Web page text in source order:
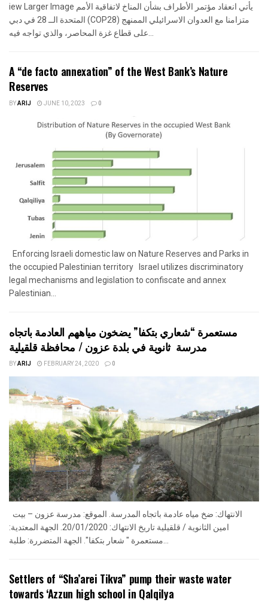
iew Larger Image يأتي انعقاد مؤتمر الأطراف بشأن المناخ لاتفاقية الأمم
المتحدة الــ 28 في دبي (COP28) متزامنا مع العدوان الاسرائيلي الممنهج
A “de facto annexation” of the West Bank’s Nature
Reserves
BYARIJ JUNE 10, 2023 0
Enforcing Israeli domestic law on Nature Reserves and Parks in
the occupied Palestinian territory Israel utilizes discriminatory
legal mechanisms and legislation to confiscate and annex
Palestinian...
مستعمرة “شعاري بتكفا” يضخون مياههم العادمة باتجاه
مدرسة ثانوية في بلدة عزون / محافظة قلقيلية
BYARIJ FEBRUARY 24, 2020 0
امين الثانوية / قلقيلية تاريخ الانتهاك: 20/01/2020. الجهة المعتدية:
Settlers of “Sha’arei Tikva” pump their waste water
towards ‘Azzun high school in Qalqilya